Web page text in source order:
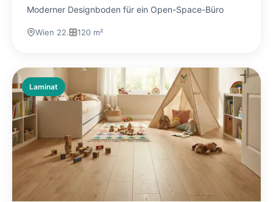
Moderner Designboden für ein Open-Space-Büro
Wien 22. 120 m²
Laminat